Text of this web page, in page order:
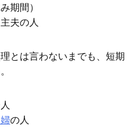
期間）
夫の人
とは言わないまでも、短期
の人